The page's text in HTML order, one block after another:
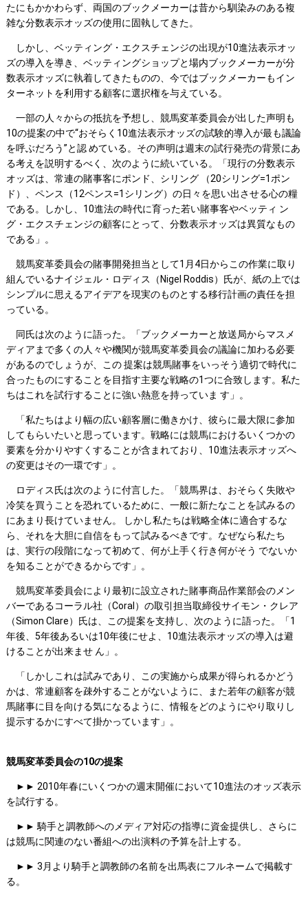
たにもかかわらず、両国のブックメーカーは昔から馴染みのある複
雑な分数表示オッズの使用に固執してきた。
しかし、ベッティング・エクスチェンジの出現が10進法表示オッ
ズの導入を導き、ベッティングショップと場内ブックメーカーが分
数表示オッズに執着してきたものの、今ではブックメーカーもイン
ターネットを利用する顧客に選択権を与えている。
一部の人々からの抵抗を予想し、競馬変革委員会が出した声明も
10の提案の中で“おそらく10進法表示オッズの試験的導入が最も議論
を呼ぶだろう”と認 めている。その声明は週末の試行発売の背景にあ
る考えを説明するべく、次のように続いている。「現行の分数表示
オッズは、常連の賭事客にポンド、シリング （20シリング=1ポン
ド）、ペンス（12ペンス=1シリング）の日々を思い出させる心の糧
である。しかし、10進法の時代に育った若い賭事客やベッティ ン
グ・エクスチェンジの顧客にとって、分数表示オッズは異質なもの
である」。
競馬変革委員会の賭事開発担当として1月4日からこの作業に取り
組んでいるナイジェル・ロディス（Nigel Roddis）氏が、紙の上では
シンプルに思えるアイデアを現実のものとする移行計画の責任を担
っている。
同氏は次のように語った。「ブックメーカーと放送局からマスメ
ディアまで多くの人々や機関が競馬変革委員会の議論に加わる必要
があるのでしょうが、この 提案は競馬賭事をいっそう適切で時代に
合ったものにすることを目指す主要な戦略の1つに合致します。私た
ちはこれを試行することに強い熱意を持っていま す」。
「私たちはより幅の広い顧客層に働きかけ、彼らに最大限に参加
してもらいたいと思っています。戦略には競馬におけるいくつかの
要素を分かりやすくすることが含まれており、10進法表示オッズへ
の変更はその一環です」。
ロディス氏は次のように付言した。「競馬界は、おそらく失敗や
冷笑を買うことを恐れているために、一般に新たなことを試みるの
にあまり長けていません。 しかし私たちは戦略全体に適合するな
ら、それを大胆に自信をもって試みるべきです。なぜなら私たち
は、実行の段階になって初めて、何が上手く行き何がそう でないか
を知ることができるからです」。
競馬変革委員会により最初に設立された賭事商品作業部会のメン
バーであるコーラル社（Coral）の取引担当取締役サイモン・クレア
（Simon Clare）氏は、この提案を支持し、次のように語った。「1
年後、5年後あるいは10年後にせよ、10進法表示オッズの導入は避
けることが出来ませ ん」。
「しかしこれは試みであり、この実施から成果が得られるかどう
かは、常連顧客を疎外することがないように、また若年の顧客が競
馬賭事に目を向ける気になるように、情報をどのようにやり取りし
提示するかにすべて掛かっています」。
競馬変革委員会の10の提案
►► 2010年春にいくつかの週末開催において10進法のオッズ表示
を試行する。
►► 騎手と調教師へのメディア対応の指導に資金提供し、さらに
は競馬に関連のない番組への出演料の予算を計上する。
►► 3月より騎手と調教師の名前を出馬表にフルネームで掲載す
る。